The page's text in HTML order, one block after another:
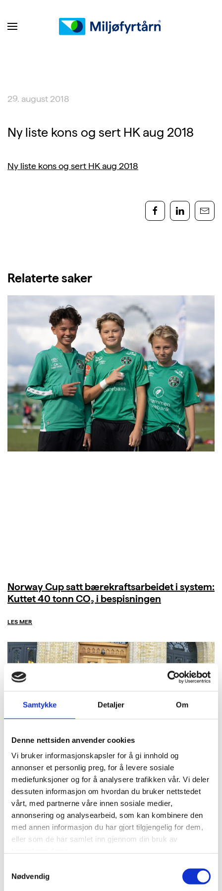
Samtykke Detaljer Om
Denne nettsiden anvender cookies
Vi bruker informasjonskapsler for å gi innhold og
annonser et personlig preg, for å levere sosiale
mediefunksjoner og for å analysere trafikken vår. Vi deler
dessuten informasjon om hvordan du bruker nettstedet
vårt, med partnerne våre innen sosiale medier,
annonsering og analysearbeid, som kan kombinere den
med annen informasjon du har gjort tilgjengelig for dem,
eller som de har samlet inn gjennom din bruk av
Nødvendig
29. august 2018
Ny liste kons og sert HK aug 2018
Ny liste kons og sert HK aug 2018
Relaterte saker
Norway Cup satt bærekraftsarbeidet i system:
Kuttet 40 tonn CO₂ i bespisningen
LES MER